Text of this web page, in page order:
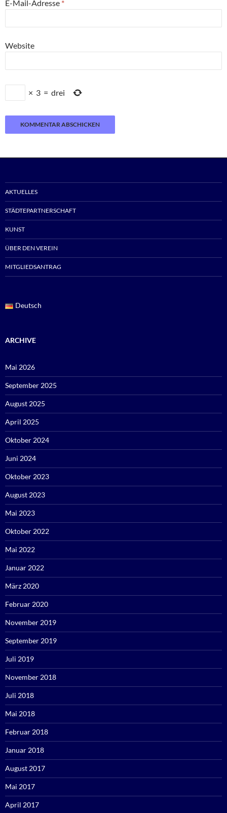
E-Mail-Adresse *
Website
× 3 = drei
AKTUELLES
STÄDTEPARTNERSCHAFT
KUNST
ÜBER DEN VEREIN
MITGLIEDSANTRAG
Deutsch
ARCHIVE
Mai 2026
September 2025
August 2025
April 2025
Oktober 2024
Juni 2024
Oktober 2023
August 2023
Mai 2023
Oktober 2022
Mai 2022
Januar 2022
März 2020
Februar 2020
November 2019
September 2019
Juli 2019
November 2018
Juli 2018
Mai 2018
Februar 2018
Januar 2018
August 2017
Mai 2017
April 2017